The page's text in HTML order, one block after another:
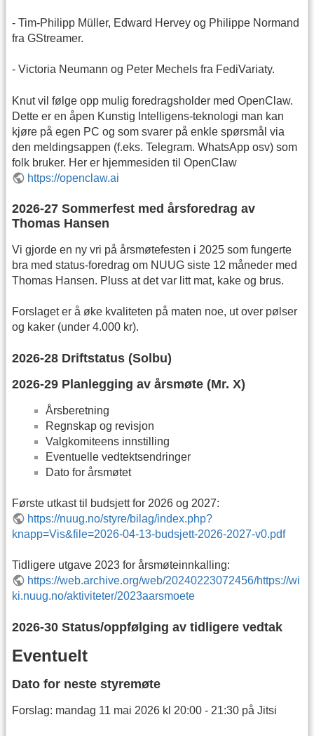
- Tim-Philipp Müller, Edward Hervey og Philippe Normand
fra GStreamer.
- Victoria Neumann og Peter Mechels fra FediVariaty.
Knut vil følge opp mulig foredragsholder med OpenClaw.
Dette er en åpen Kunstig Intelligens-teknologi man kan
kjøre på egen PC og som svarer på enkle spørsmål via
den meldingsappen (f.eks. Telegram. WhatsApp osv) som
folk bruker. Her er hjemmesiden til OpenClaw
https://openclaw.ai
2026-27 Sommerfest med årsforedrag av
Thomas Hansen
Vi gjorde en ny vri på årsmøtefesten i 2025 som fungerte
bra med status-foredrag om NUUG siste 12 måneder med
Thomas Hansen. Pluss at det var litt mat, kake og brus.
Forslaget er å øke kvaliteten på maten noe, ut over pølser
og kaker (under 4.000 kr).
2026-28 Driftstatus (Solbu)
2026-29 Planlegging av årsmøte (Mr. X)
Årsberetning
Regnskap og revisjon
Valgkomiteens innstilling
Eventuelle vedtektsendringer
Dato for årsmøtet
Første utkast til budsjett for 2026 og 2027:
https://nuug.no/styre/bilag/index.php?
knapp=Vis&file=2026-04-13-budsjett-2026-2027-v0.pdf
Tidligere utgave 2023 for årsmøteinnkalling:
https://web.archive.org/web/20240223072456/https://wi
ki.nuug.no/aktiviteter/2023aarsmoete
2026-30 Status/oppfølging av tidligere vedtak
Eventuelt
Dato for neste styremøte
Forslag: mandag 11 mai 2026 kl 20:00 - 21:30 på Jitsi